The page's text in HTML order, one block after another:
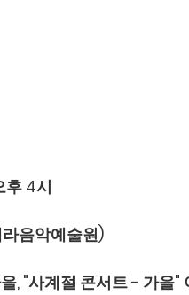
후 4시
음악예술원)
, "사계절 콘서트 - 가을